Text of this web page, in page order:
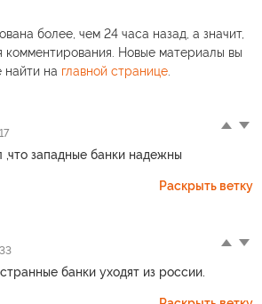
более, чем 24 часа назад, а значит,
комментирования. Новые материалы вы
найти на главной странице.
западные банки надежны
Раскрыть ветку
банки уходят из россии.